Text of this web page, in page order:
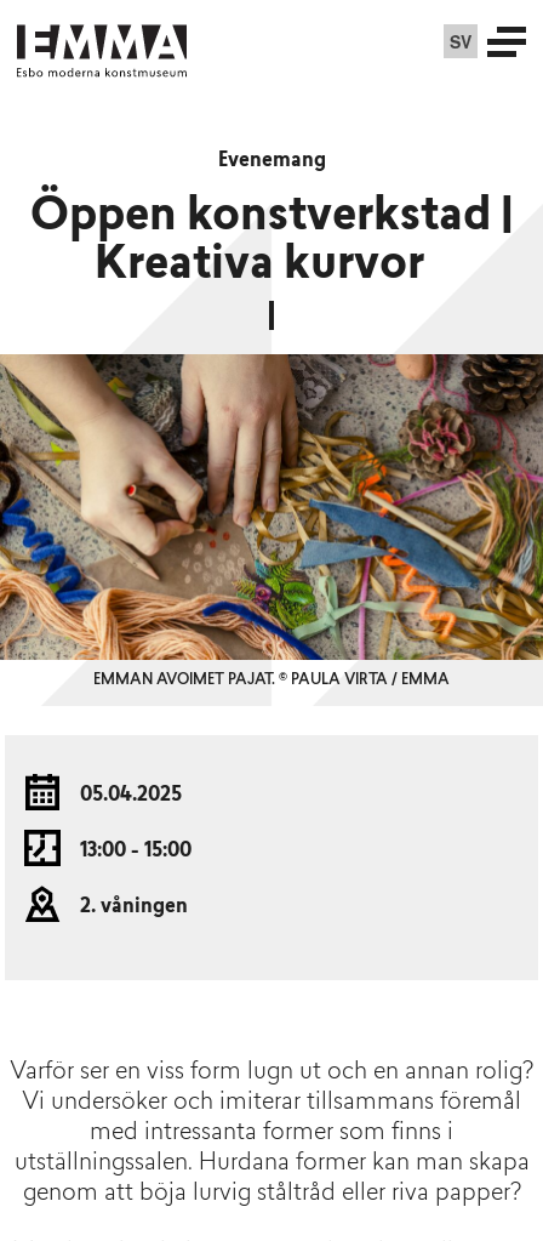
SV
Evenemang
Öppen konstverkstad |
Kreativa kurvor
EMMAN AVOIMET PAJAT. © PAULA VIRTA / EMMA
05.04.2025
13:00 - 15:00
2. våningen
Varför ser en viss form lugn ut och en annan rolig?
Vi undersöker och imiterar tillsammans föremål
med intressanta former som finns i
utställningssalen. Hurdana former kan man skapa
genom att böja lurvig ståltråd eller riva papper?